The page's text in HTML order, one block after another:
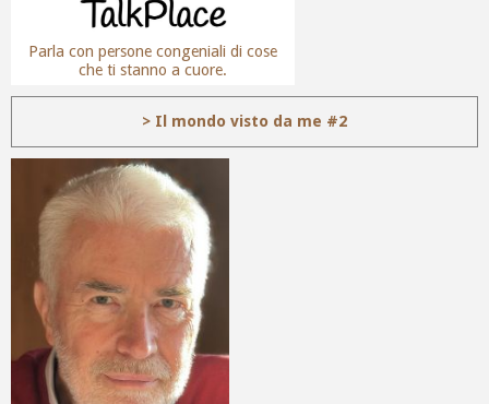
Parla con persone congeniali di cose
che ti stanno a cuore.
> Il mondo visto da me #2